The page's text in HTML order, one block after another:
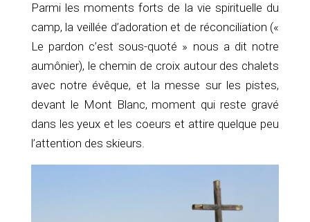
Parmi les moments forts de la vie spirituelle du
camp, la veillée d’adoration et de réconciliation («
Le pardon c’est sous-quoté » nous a dit notre
aumônier), le chemin de croix autour des chalets
avec notre évêque, et la messe sur les pistes,
devant le Mont Blanc, moment qui reste gravé
dans les yeux et les coeurs et attire quelque peu
l’attention des skieurs.